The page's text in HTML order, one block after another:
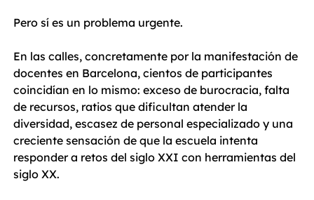
Pero sí es un problema urgente.
En las calles, concretamente por la manifestación de
docentes en Barcelona, cientos de participantes
coincidían en lo mismo: exceso de burocracia, falta
de recursos, ratios que dificultan atender la
diversidad, escasez de personal especializado y una
creciente sensación de que la escuela intenta
responder a retos del siglo XXI con herramientas del
siglo XX.